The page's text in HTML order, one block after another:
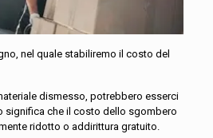
nel quale stabiliremo il costo del
dismesso, potrebbero esserci
significa che il costo dello sgombero
ridotto o addirittura gratuito.